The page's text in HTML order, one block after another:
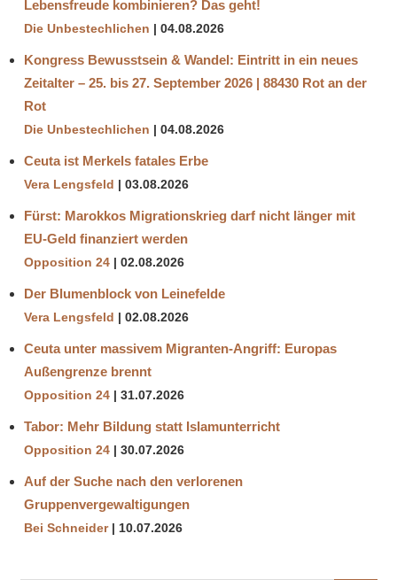
Lebensfreude kombinieren? Das geht!
Die Unbestechlichen 04.08.2026
Kongress Bewusstsein & Wandel: Eintritt in ein neues
Zeitalter – 25. bis 27. September 2026 | 88430 Rot an der
Rot
Die Unbestechlichen 04.08.2026
Ceuta ist Merkels fatales Erbe
Vera Lengsfeld 03.08.2026
Fürst: Marokkos Migrationskrieg darf nicht länger mit
EU-Geld finanziert werden
Opposition 24 02.08.2026
Der Blumenblock von Leinefelde
Vera Lengsfeld 02.08.2026
Ceuta unter massivem Migranten-Angriff: Europas
Außengrenze brennt
Opposition 24 31.07.2026
Tabor: Mehr Bildung statt Islamunterricht
Opposition 24 30.07.2026
Auf der Suche nach den verlorenen
Gruppenvergewaltigungen
Bei Schneider 10.07.2026